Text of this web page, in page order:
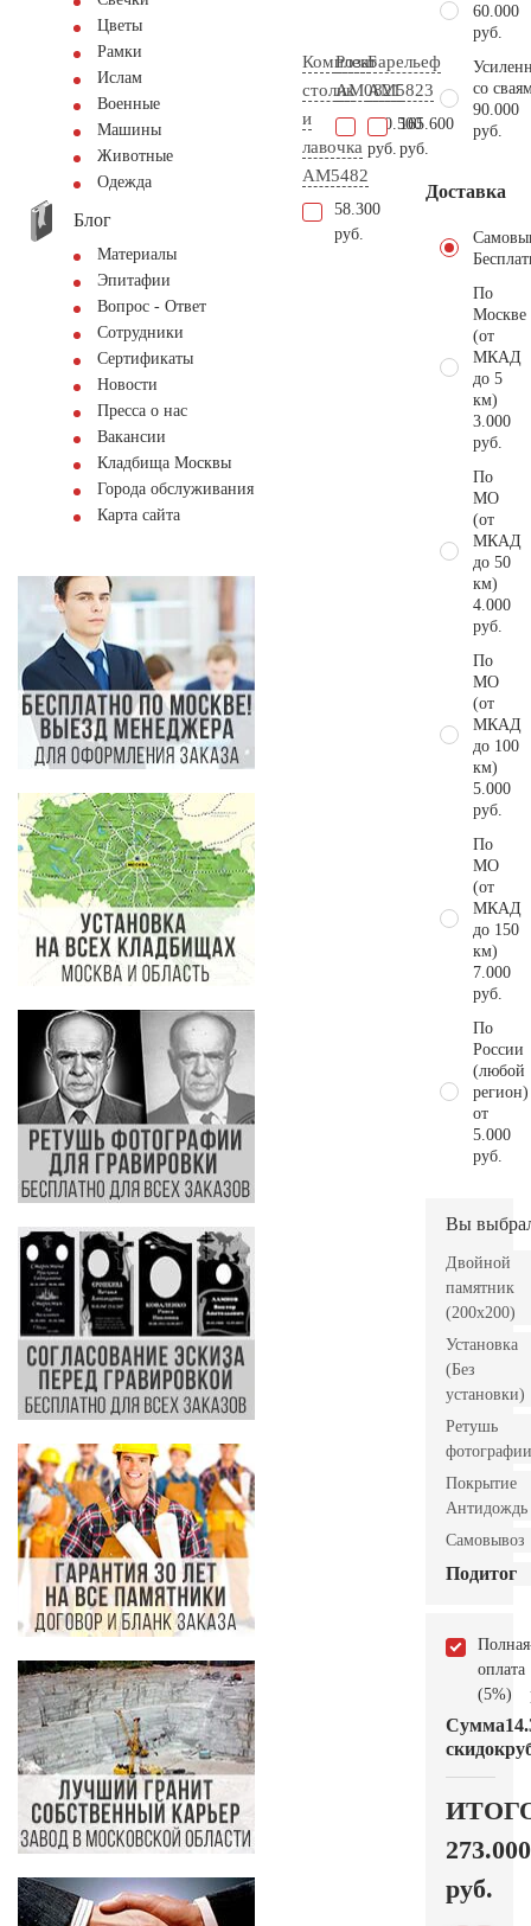
Цветы
Рамки
Ислам
Военные
Машины
Животные
Одежда
Блог
Материалы
Эпитафии
Вопрос - Ответ
Сотрудники
Сертификаты
Новости
Пресса о нас
Вакансии
Кладбища Москвы
Города обслуживания
Карта сайта
Комплект
столик
и
лавочка
AM5482
58.300
руб.
Роза
AM0821
120.500
руб.
Барельеф
AM5823
165.600
руб.
60.000
руб.
со
90.000
руб.
Доставка
По
Москве
(от
МКАД
до 5
км)
3.000
руб.
По
МО
(от
МКАД
до 50
км)
4.000
руб.
По
МО
(от
МКАД
до 100
км)
5.000
руб.
По
МО
(от
МКАД
до 150
км)
7.000
руб.
По
России
(любой
регион)
от
5.000
руб.
Вы
Двойной
памятник
(200x200)
Установка
(Без
установки)
Ретушь
фотографии
Покрытие
Антидождь
Самовывоз
Подитог
Полная
оплата
(5%)
Сумма
скидок
273.000
руб.